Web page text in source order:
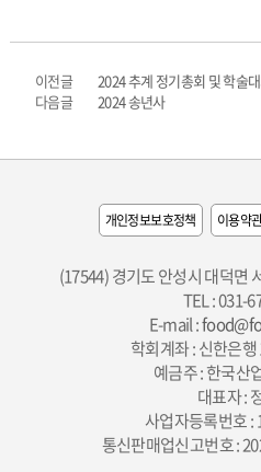
이전글
2024 추계 정기총회 및 학술
다음글
2024 송년사
개인정보보호정책 이용약
(17544) 경기도 안성시 대덕면
TEL : 031-
E-mail :
학회계좌 : 신한은
예금주 : 한국산
대표자 :
사업자등록번호 :
통신판매업신고번호 :